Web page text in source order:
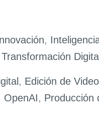
,
Transformación Digital
, Edición de Video
OpenAI, Producción